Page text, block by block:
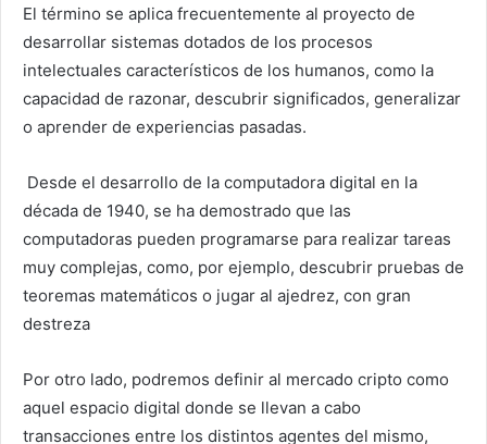
El término se aplica frecuentemente al proyecto de
desarrollar sistemas dotados de los procesos
intelectuales característicos de los humanos, como la
capacidad de razonar, descubrir significados, generalizar
o aprender de experiencias pasadas.
Desde el desarrollo de la computadora digital en la
década de 1940, se ha demostrado que las
computadoras pueden programarse para realizar tareas
muy complejas, como, por ejemplo, descubrir pruebas de
teoremas matemáticos o jugar al ajedrez, con gran
destreza
Por otro lado, podremos definir al mercado cripto como
aquel espacio digital donde se llevan a cabo
transacciones entre los distintos agentes del mismo,